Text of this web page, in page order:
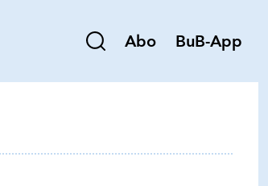
Abo BuB-App